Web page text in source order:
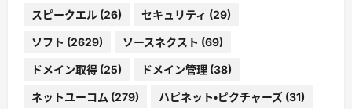
スピークエル (26) セキュリティ (29)
ソフト (2629) ソースネクスト (69)
ドメイン取得 (25) ドメイン管理 (38)
ネットユーコム (279) ハピネット・ピクチャーズ (31)